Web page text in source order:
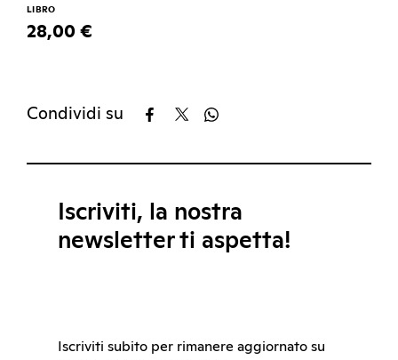
LIBRO
28,00 €
Condividi su
Iscriviti, la nostra
newsletter ti aspetta!
Iscriviti subito per rimanere aggiornato su